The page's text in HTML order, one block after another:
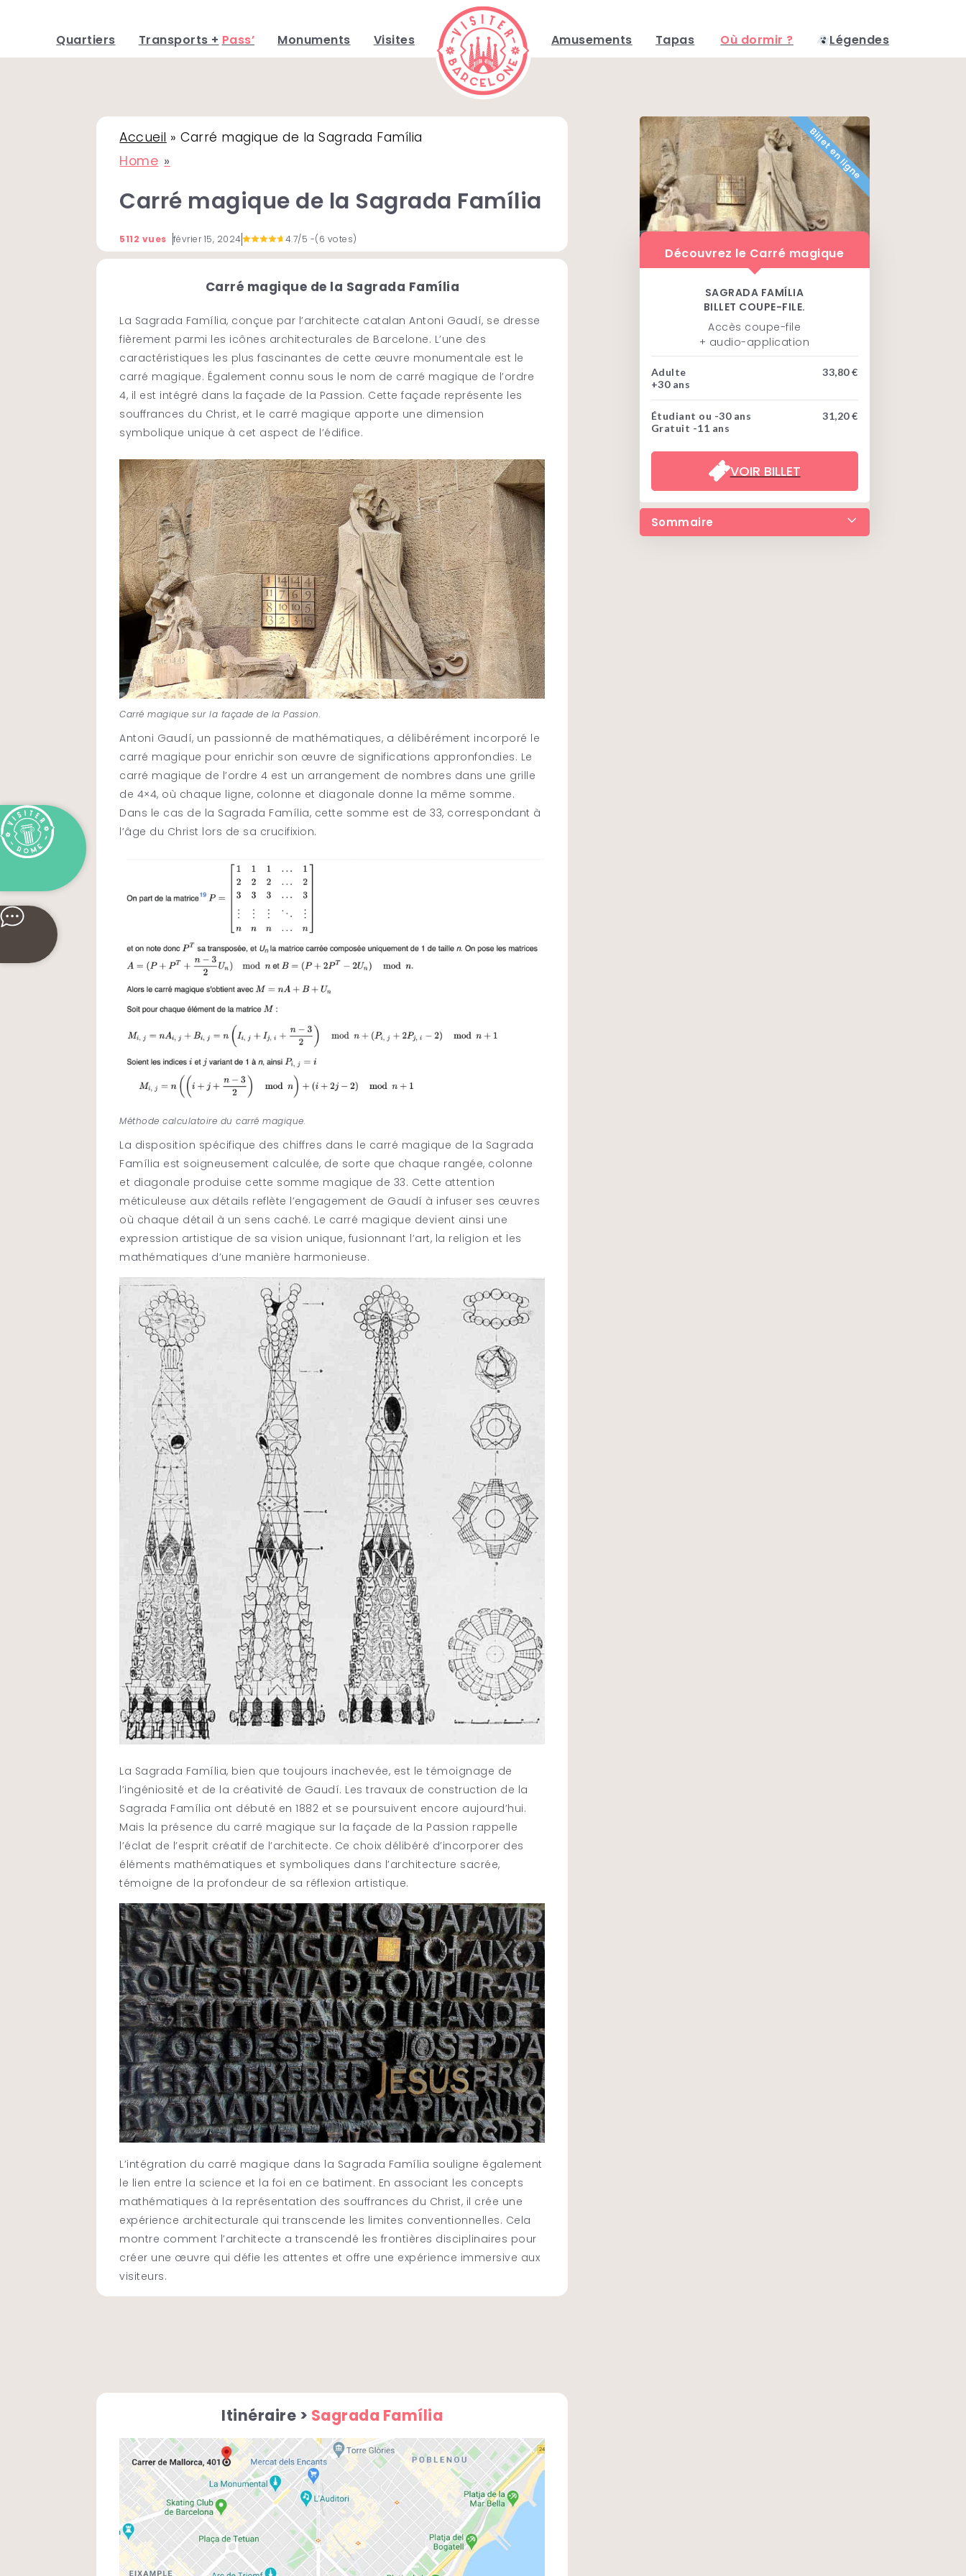
Quartiers Transports + Pass’ Monuments Visites Amusements Tapas Où dormir ? Légendes
Accueil »Carré magique de la Sagrada Família
Home
Carré magique de la Sagrada Família
5112 vues février 15, 2024 4.7/5 -(6 votes)
Carré magique de la Sagrada Família
La Sagrada Família, conçue par l’architecte catalan Antoni Gaudí, se dresse
fièrement parmi les icônes architecturales de Barcelone. L’une des
caractéristiques les plus fascinantes de cette œuvre monumentale est le
carré magique. Également connu sous le nom de carré magique de l’ordre
4, il est intégré dans la façade de la Passion. Cette façade représente les
souffrances du Christ, et le carré magique apporte une dimension
symbolique unique à cet aspect de l’édifice.
Carré magique sur la façade de la Passion.
Antoni Gaudí, un passionné de mathématiques, a délibérément incorporé le
carré magique pour enrichir son œuvre de significations appronfondies. Le
carré magique de l’ordre 4 est un arrangement de nombres dans une grille
de 4×4, où chaque ligne, colonne et diagonale donne la même somme.
Dans le cas de la Sagrada Família, cette somme est de 33, correspondant à
l’âge du Christ lors de sa crucifixion.
Méthode calculatoire du carré magique.
La disposition spécifique des chiffres dans le carré magique de la Sagrada
Família est soigneusement calculée, de sorte que chaque rangée, colonne
et diagonale produise cette somme magique de 33. Cette attention
méticuleuse aux détails reflète l’engagement de Gaudí à infuser ses œuvres
où chaque détail à un sens caché. Le carré magique devient ainsi une
expression artistique de sa vision unique, fusionnant l’art, la religion et les
mathématiques d’une manière harmonieuse.
La Sagrada Família, bien que toujours inachevée, est le témoignage de
l’ingéniosité et de la créativité de Gaudí. Les travaux de construction de la
Sagrada Família ont débuté en 1882 et se poursuivent encore aujourd’hui.
Mais la présence du carré magique sur la façade de la Passion rappelle
l’éclat de l’esprit créatif de l’architecte. Ce choix délibéré d’incorporer des
éléments mathématiques et symboliques dans l’architecture sacrée,
témoigne de la profondeur de sa réflexion artistique.
L’intégration du carré magique dans la Sagrada Família souligne également
le lien entre la science et la foi en ce batiment. En associant les concepts
mathématiques à la représentation des souffrances du Christ, il crée une
expérience architecturale qui transcende les limites conventionnelles. Cela
montre comment l’architecte a transcendé les frontières disciplinaires pour
créer une œuvre qui défie les attentes et offre une expérience immersive aux
visiteurs.
Itinéraire > Sagrada Família
Billet en ligne
Découvrez le Carré magique
SAGRADA FAMÍLIA
BILLET COUPE-FILE.
Accès coupe-file
+ audio-application
Adulte
+30 ans
33,80 €
Étudiant ou -30 ans
Gratuit -11 ans
31,20 €
VOIR BILLET
Sommaire
• Réserver le billet